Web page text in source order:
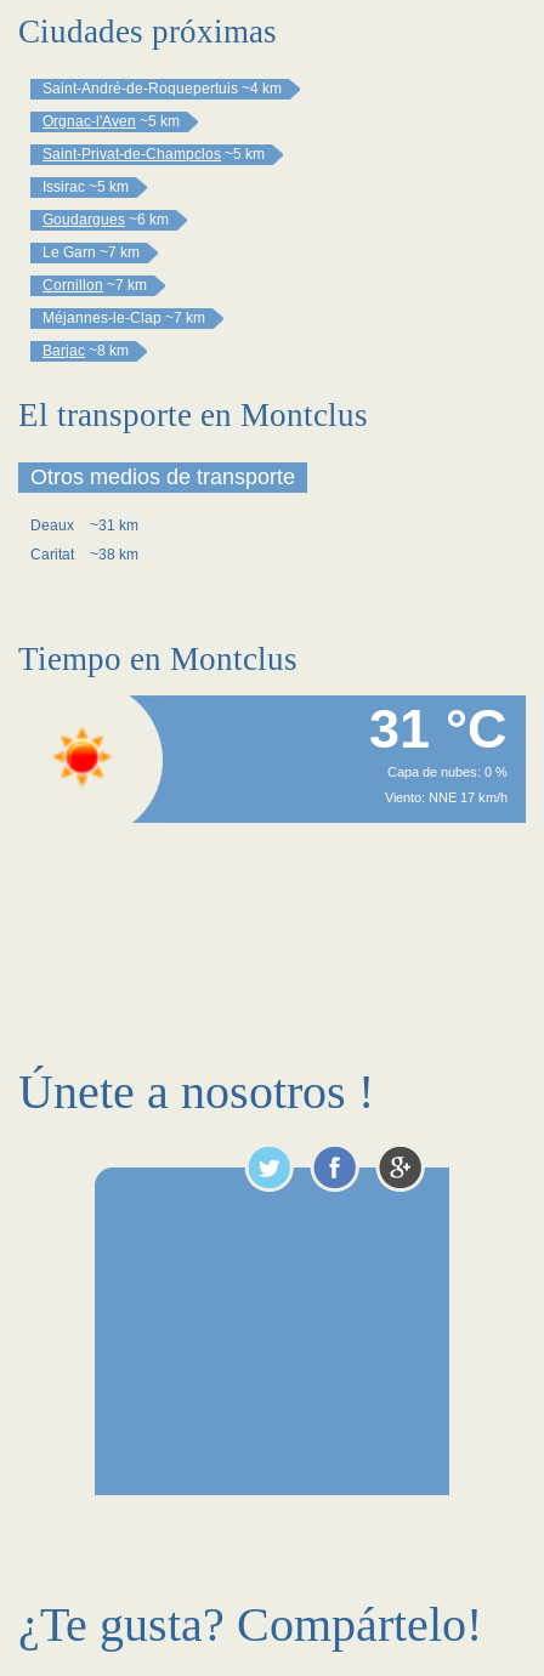
Ciudades próximas
Saint-André-de-Roquepertuis ~4 km
Orgnac-l'Aven ~5 km
Saint-Privat-de-Champclos ~5 km
Issirac ~5 km
Goudargues ~6 km
Le Garn ~7 km
Cornillon ~7 km
Méjannes-le-Clap ~7 km
Barjac ~8 km
El transporte en Montclus
Otros medios de transporte
Deaux
~31 km
Caritat
~38 km
Tiempo en Montclus
31 °C
Capa de nubes: 0 %
Viento: NNE 17 km/h
Únete a nosotros !
¿Te gusta? Compártelo!